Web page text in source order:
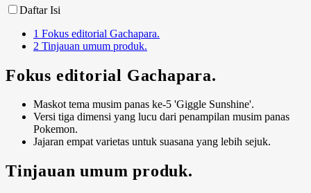
Daftar Isi
1 Fokus editorial Gachapara.
2 Tinjauan umum produk.
Fokus editorial Gachapara.
Maskot tema musim panas ke-5 'Giggle Sunshine'.
Versi tiga dimensi yang lucu dari penampilan musim panas
Pokemon.
Jajaran empat varietas untuk suasana yang lebih sejuk.
Tinjauan umum produk.